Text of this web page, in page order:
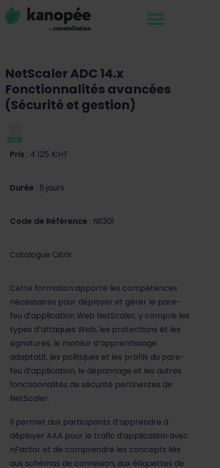
NetScaler ADC 14.x
Fonctionnalités avancées
(Sécurité et gestion)
Prix : 4 125 €HT
Durée : 5 jours
Code de Référence : NS301
Catalogue Citrix
Cette formation apporte les compétences
nécessaires pour déployer et gérer le pare-
feu d’application Web NetScaler, y compris les
types d’attaques Web, les protections et les
signatures, le moteur d’apprentissage
adaptatif, les politiques et les profils du pare-
feu d’application, le dépannage et les autres
fonctionnalités de sécurité pertinentes de
NetScaler.
Il permet aux participants d’apprendre à
déployer AAA pour le trafic d’application avec
nFactor et de comprendre les concepts liés
aux schémas de connexion, aux étiquettes de